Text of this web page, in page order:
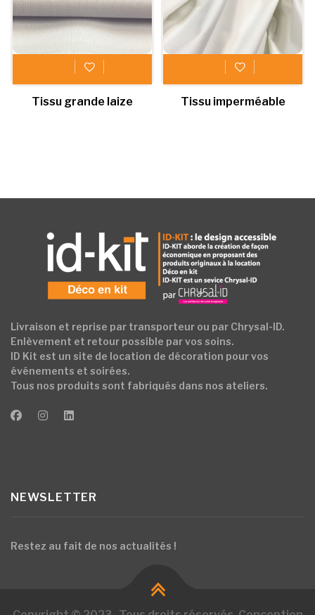
Tissu grande laize Tissu imperméable
Livraison et reprise par transporteur ou par Chrysal-ID.
Enlèvement et retour possible par vos soins.
ID Kit est un site de location de décoration pour vos
événements et soirées.
Tous nos produits sont fabriqués dans nos ateliers.
NEWSLETTER
Restez au fait de nos actualités !